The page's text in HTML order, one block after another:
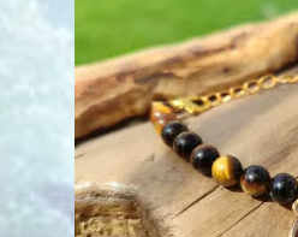
Packs
Carte Cadeau
Qui suis-je ?
Avis clients